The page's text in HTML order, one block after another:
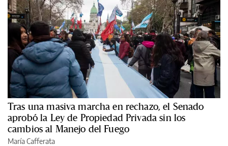
Tras una masiva marcha en rechazo, el Senado
aprobó la Ley de Propiedad Privada sin los
cambios al Manejo del Fuego
María Cafferata